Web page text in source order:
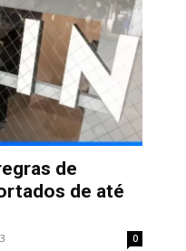
de
de até
0